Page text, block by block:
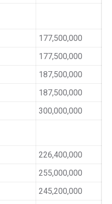
177,500,000
177,500,000
187,500,000
187,500,000
300,000,000
226,400,000
255,000,000
245,200,000